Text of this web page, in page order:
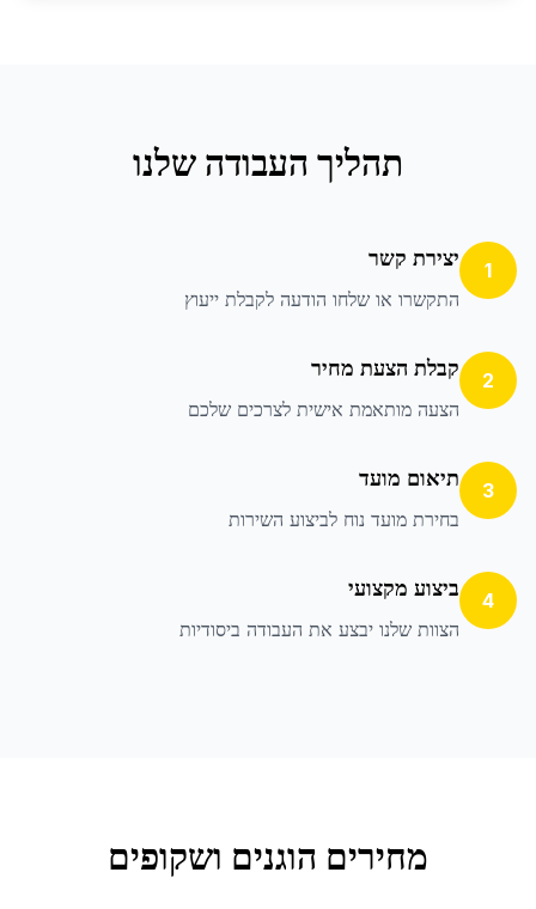
תהליך העבודה שלנו
1 יצירת קשר
התקשרו או שלחו הודעה לקבלת ייעוץ
2 קבלת הצעת מחיר
הצעה מותאמת אישית לצרכים שלכם
3 תיאום מועד
בחירת מועד נוח לביצוע השירות
4 ביצוע מקצועי
הצוות שלנו יבצע את העבודה ביסודיות
מחירים הוגנים ושקופים